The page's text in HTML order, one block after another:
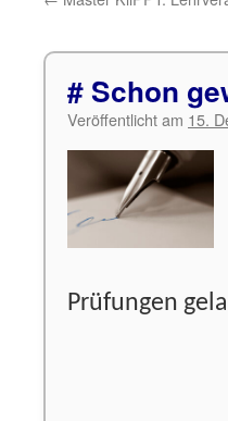
# Schon
Veröffentlicht am 15.
Prüfungen